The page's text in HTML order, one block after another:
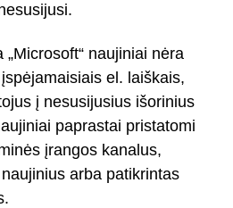
„Microsoft“ naujiniai nėra
el. laiškais,
į nesusijusius išorinius
paprastai pristatomi
įrangos kanalus,
arba patikrintas